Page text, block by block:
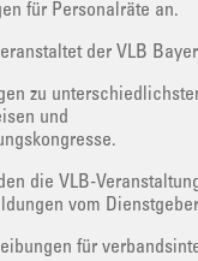
für Personalräte an.
der VLB
zu
und
die VLB-
vom
für